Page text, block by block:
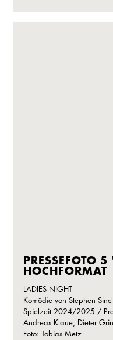
PRESSEFOTO
HOCHFORMAT
LADIES NIGHT
Komödie von Stephen
Spielzeit 2024/2025 /
Andreas Klaue, Dieter
Foto: Tobias Metz